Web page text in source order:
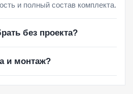
и полный состав комплекта.
без проекта?
и монтаж?